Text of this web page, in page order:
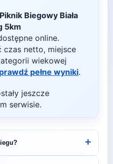
Biegowy Biała
5km
online.
czas netto, miejsce
wiekowej
pełne wyniki.
jeszcze
serwisie.
+